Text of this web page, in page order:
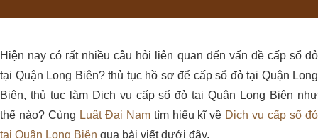
Hiện nay có rất nhiều câu hỏi liên quan đến vấn đề cấp sổ đỏ
tại Quận Long Biên? thủ tục hồ sơ để cấp sổ đỏ tại Quận Long
Biên, thủ tục làm Dịch vụ cấp sổ đỏ tại Quận Long Biên như
thế nào? Cùng Luật Đại Namtìm hiểu kĩ về Dịch vụ cấp sổ đỏ
tại Quận Long Biên qua bài viết dưới đây.